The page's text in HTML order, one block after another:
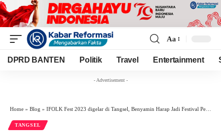
Resizer
Aa
DPRD BANTEN Politik Travel Entertainment
- Advertisement -
Home » Blog » IFOLK Fest 2023 digelar di Tangsel, Benyamin Harap Jadi Festival Pemersatu Bangsa
TANGSEL